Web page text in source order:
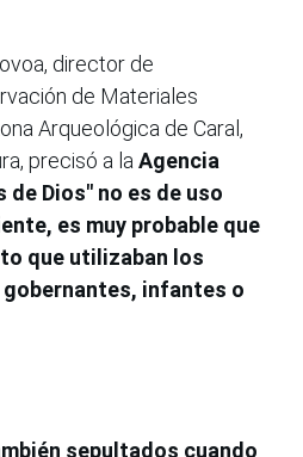
director de
de Materiales
Arqueológica de Caral,
precisó a la Agencia
de Dios" no es de uso
es muy probable que
que utilizaban los
infantes o
sepultados cuando